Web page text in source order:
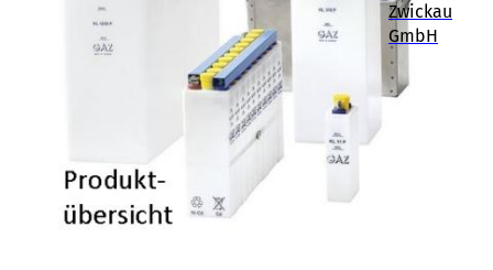
Zwickau
GmbH